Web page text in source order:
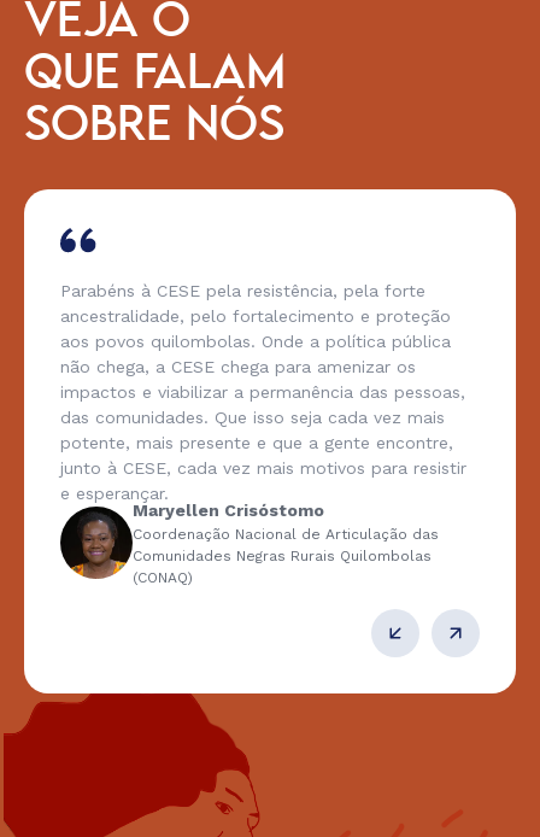
VEJA O
QUE FALAM
SOBRE NÓS
Parabéns à CESE pela resistência, pela forte
ancestralidade, pelo fortalecimento e proteção
aos povos quilombolas. Onde a política pública
não chega, a CESE chega para amenizar os
impactos e viabilizar a permanência das pessoas,
das comunidades. Que isso seja cada vez mais
potente, mais presente e que a gente encontre,
junto à CESE, cada vez mais motivos para resistir
e esperançar.
Maryellen Crisóstomo
Coordenação Nacional de Articulação das
Comunidades Negras Rurais Quilombolas
(CONAQ)